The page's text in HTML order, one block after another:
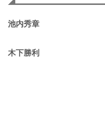
池内秀章
木下勝利